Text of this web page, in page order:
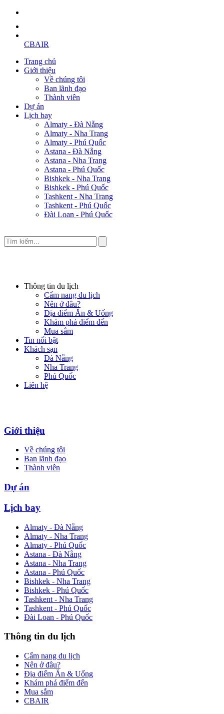
CBAIR
Trang chủ
Giới thiệu
Về chúng tôi
Ban lãnh đạo
Thành viên
Dự án
Lịch bay
Almaty - Đà Nẵng
Almaty - Nha Trang
Almaty - Phú Quốc
Astana - Đà Nẵng
Astana - Nha Trang
Astana - Phú Quốc
Bishkek - Nha Trang
Bishkek - Phú Quốc
Tashkent - Nha Trang
Tashkent - Phú Quốc
Đài Loan - Phú Quốc
Thông tin du lịch
Cẩm nang du lịch
Nên ở đâu?
Địa điểm Ăn & Uống
Khám phá điểm đến
Mua sắm
Tin nổi bật
Khách sạn
Đà Nẵng
Nha Trang
Phú Quốc
Liên hệ
Giới thiệu
Về chúng tôi
Ban lãnh đạo
Thành viên
Dự án
Lịch bay
Almaty - Đà Nẵng
Almaty - Nha Trang
Almaty - Phú Quốc
Astana - Đà Nẵng
Astana - Nha Trang
Astana - Phú Quốc
Bishkek - Nha Trang
Bishkek - Phú Quốc
Tashkent - Nha Trang
Tashkent - Phú Quốc
Đài Loan - Phú Quốc
Thông tin du lịch
Cẩm nang du lịch
Nên ở đâu?
Địa điểm Ăn & Uống
Khám phá điểm đến
Mua sắm
CBAIR